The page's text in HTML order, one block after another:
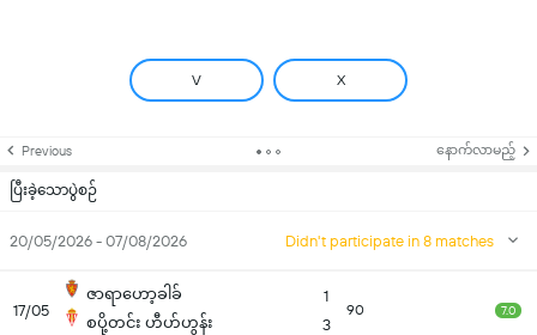
V X
Previous နောက်လာမည့်
ပြီးခဲ့သောပွဲစဉ်
20/05/2026 - 07/08/2026 Didn't participate in 8 matches
17/05
ဇာရာဟော့ခါခ်
စပို့တင်း ဟီဟ်ဟွန်း
1
3
90 7.0